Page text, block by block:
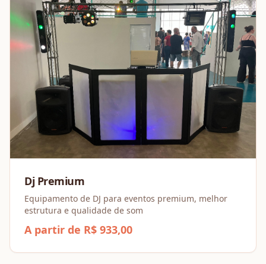
Dj Premium
Equipamento de DJ para eventos premium, melhor
estrutura e qualidade de som
A partir de R$ 933,00